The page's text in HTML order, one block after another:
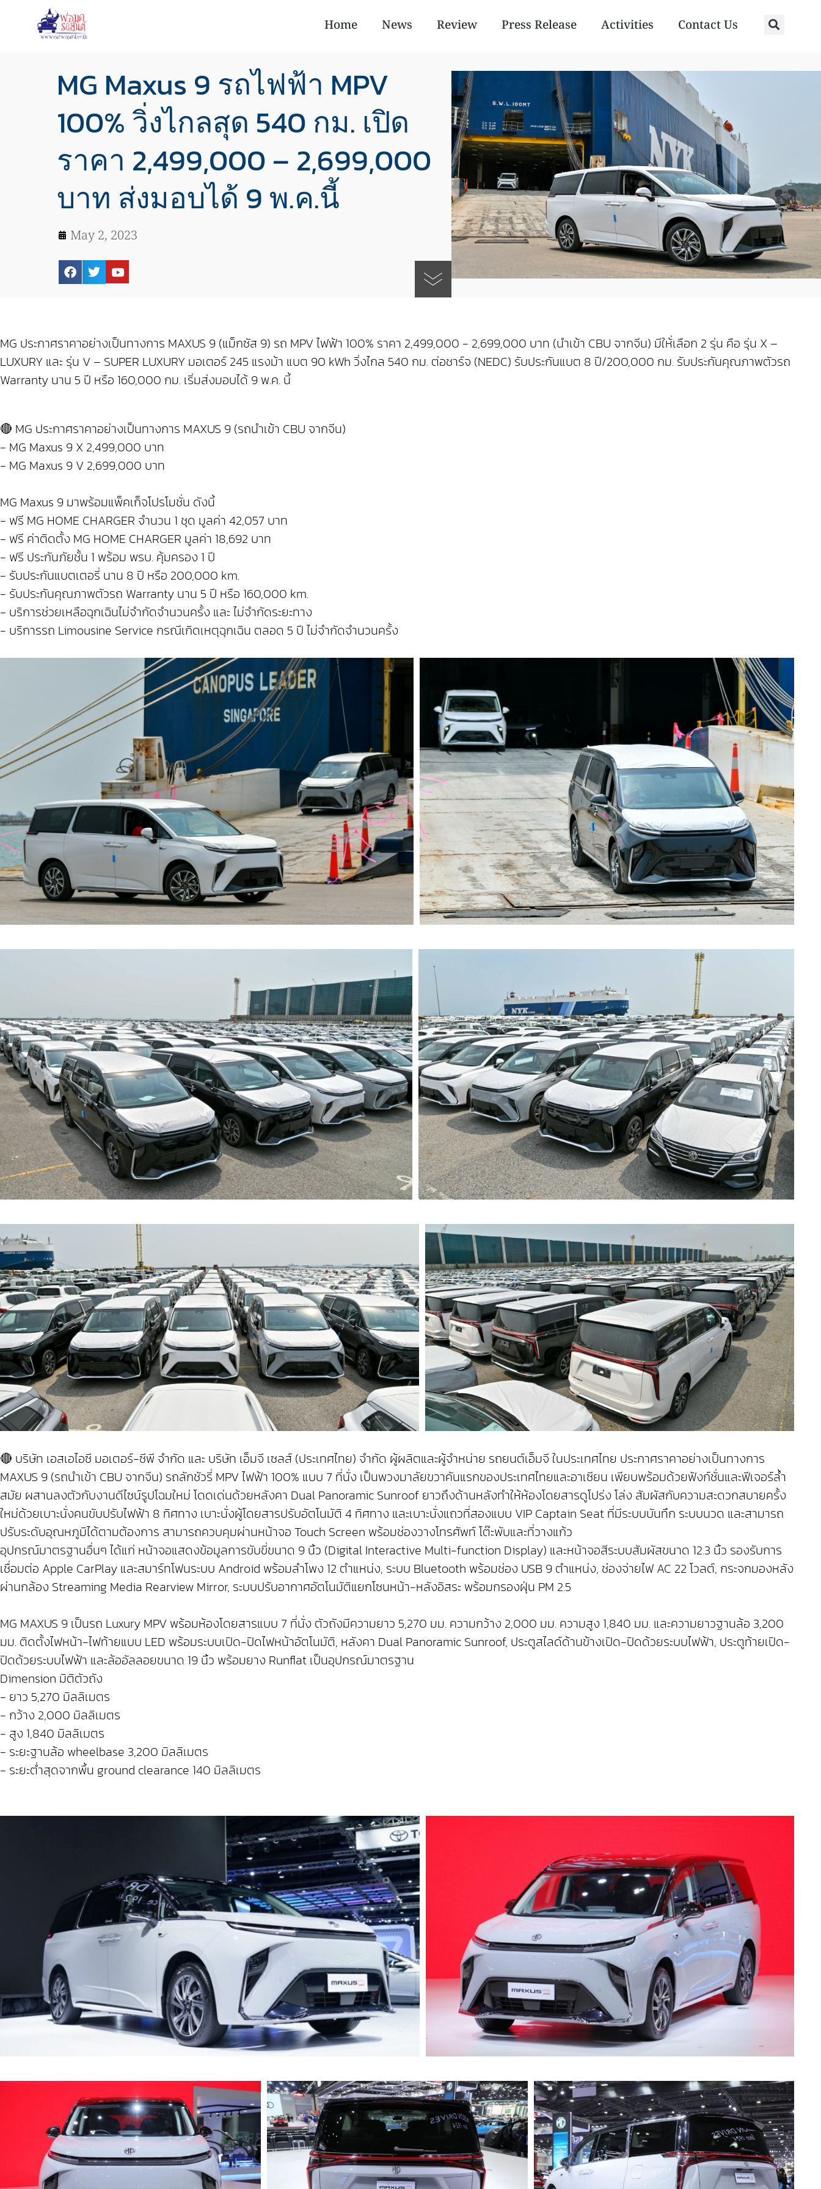
Home News Review Press Release Activities Contact Us
MG Maxus 9 รถไฟฟ้า MPV
100% วิ่งไกลสุด 540 กม. เปิด
ราคา 2,499,000 – 2,699,000
บาท ส่งมอบได้ 9 พ.ค.นี้
May 2, 2023
MG ประกาศราคาอย่างเป็นทางการ MAXUS 9 (แม็กซัส 9) รถ MPV ไฟฟ้า 100% ราคา 2,499,000 - 2,699,000 บาท (นำเข้า CBU จากจีน) มีให้่เลือก 2 รุ่น คือ รุ่น X –
LUXURY และ รุ่น V – SUPER LUXURY มอเตอร์ 245 แรงม้า แบต 90 kWh วิ่งไกล 540 กม. ต่อชาร์จ (NEDC) รับประกันแบต 8 ปี/200,000 กม. รับประกันคุณภาพตัวรถ
Warranty นาน 5 ปี หรือ 160,000 กม. เริ่มส่งมอบได้ 9 พ.ค. นี้
🔴 MG ประกาศราคาอย่างเป็นทางการ MAXUS 9 (รถนำเข้า CBU จากจีน)
- MG Maxus 9 X 2,499,000 บาท
- MG Maxus 9 V 2,699,000 บาท
MG Maxus 9 มาพร้อมแพ็คเก็จโปรโมชั่น ดังนี้
- ฟรี MG HOME CHARGER จำนวน 1 ชุด มูลค่า 42,057 บาท
- ฟรี ค่าติดตั้ง MG HOME CHARGER มูลค่า 18,692 บาท
- ฟรี ประกันภัยชั้น 1 พร้อม พรบ. คุ้มครอง 1 ปี
- รับประกันแบตเตอรี่ นาน 8 ปี หรือ 200,000 km.
- รับประกันคุณภาพตัวรถ Warranty นาน 5 ปี หรือ 160,000 km.
- บริการช่วยเหลือฉุกเฉินไม่จำกัดจำนวนครั้ง และ ไม่จำกัดระยะทาง
- บริการรถ Limousine Service กรณีเกิดเหตุฉุกเฉิน ตลอด 5 ปี ไม่จำกัดจำนวนครั้ง
🔴 บริษัท เอสเอไอซี มอเตอร์-ซีพี จำกัด และ บริษัท เอ็มจี เซลส์ (ประเทศไทย) จำกัด ผู้ผลิตและผู้จำหน่าย รถยนต์เอ็มจี ในประเทศไทย ประกาศราคาอย่างเป็นทางการ
MAXUS 9 (รถนำเข้า CBU จากจีน) รถลักชัวรี่ MPV ไฟฟ้า 100% แบบ 7 ที่นั่ง เป็นพวงมาลัยขวาคันแรกของประเทศไทยและอาเซียน เพียบพร้อมด้วยฟังก์ชั่นและฟีเจอร์ล้ำ
สมัย ผสานลงตัวกับงานดีไซน์รูปโฉมใหม่ โดดเด่นด้วยหลังคา Dual Panoramic Sunroof ยาวถึงด้านหลังทำให้ห้องโดยสารดูโปร่ง โล่ง สัมผัสกับความสะดวกสบายครั้ง
ใหม่ด้วยเบาะนั่งคนขับปรับไฟฟ้า 8 ทิศทาง เบาะนั่งผู้โดยสารปรับอัตโนมัติ 4 ทิศทาง และเบาะนั่งแถวที่สองแบบ VIP Captain Seat ที่มีระบบบันทึก ระบบนวด และสามารถ
ปรับระดับอุณหภูมิได้ตามต้องการ สามารถควบคุมผ่านหน้าจอ Touch Screen พร้อมช่องวางโทรศัพท์ โต๊ะพับและที่วางแก้ว
อุปกรณ์มาตรฐานอื่นๆ ได้แก่ หน้าจอแสดงข้อมูลการขับขี่ขนาด 9 นิ้ว (Digital Interactive Multi-function Display) และหน้าจอสีระบบสัมผัสขนาด 12.3 นิ้ว รองรับการ
เชื่อมต่อ Apple CarPlay และสมาร์ทโฟนระบบ Android พร้อมลำโพง 12 ตำแหน่ง, ระบบ Bluetooth พร้อมช่อง USB 9 ตำแหน่ง, ช่องจ่ายไฟ AC 22 โวลต์, กระจกมองหลัง
ผ่านกล้อง Streaming Media Rearview Mirror, ระบบปรับอากาศอัตโนมัติแยกโซนหน้า-หลังอิสระ พร้อมกรองฝุ่น PM 2.5
MG MAXUS 9 เป็นรถ Luxury MPV พร้อมห้องโดยสารแบบ 7 ที่นั่ง ตัวถังมีความยาว 5,270 มม. ความกว้าง 2,000 มม. ความสูง 1,840 มม. และความยาวฐานล้อ 3,200
มม. ติดตั้งไฟหน้า-ไฟท้ายแบบ LED พร้อมระบบเปิด-ปิดไฟหน้าอัตโนมัติ, หลังคา Dual Panoramic Sunroof, ประตูสไลด์ด้านข้างเปิด-ปิดด้วยระบบไฟฟ้า, ประตูท้ายเปิด-
ปิดด้วยระบบไฟฟ้า และล้ออัลลอยขนาด 19 นิ้ว พร้อมยาง Runflat เป็นอุปกรณ์มาตรฐาน
Dimension มิติตัวถัง
- ยาว 5,270 มิลลิเมตร
- กว้าง 2,000 มิลลิเมตร
- สูง 1,840 มิลลิเมตร
- ระยะฐานล้อ wheelbase 3,200 มิลลิเมตร
- ระยะต่ำสุดจากพื้น ground clearance 140 มิลลิเมตร